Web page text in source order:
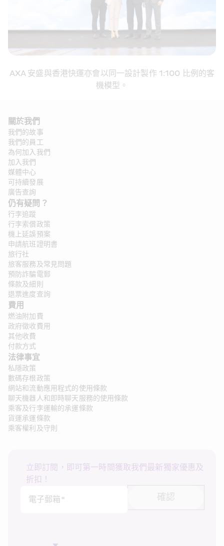
AXA 安盛與香港快運亦會以同一設計製作 1:100 比例的客
機模型。
關於我們
我們的故事
我們的員工
為何加入我們
加入我們
媒體中心
可持續發展
廣告查詢
仍有疑問？
行李追蹤
行李索償政策
機上延誤預案
申請航班證明書
旅行社
旅客服務及常見問題
預防詐騙電郵
條款及細則
退票進度查詢
費用
燃油附加費
政府徵收費用
其他收費
付款方式
法律事宜
私隱政策
數碼存根政策
網站和流動應用程式的使用條款
聊天機器人和即時聊天服務的使用條款
乘客及行李運輸的承運條款
貨運承運條款
乘客權利及守則
立即訂閱，即可第一時間獲取我們最新獨家優惠及
折扣！
電子郵箱*
確認